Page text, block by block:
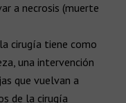
a necrosis (muerte
cirugía tiene como
una intervención
que vuelvan a
de la cirugía